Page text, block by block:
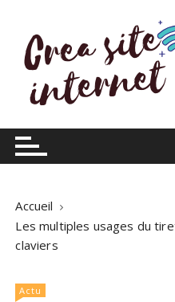
c
n
Crea site
Infos du web
Accueil
Les multiples usages du
claviers
Actu